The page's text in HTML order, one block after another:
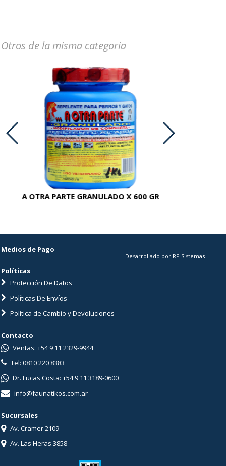
Otros de la misma categoria
A OTRA PARTE GRANULADO X 600 GR
Medios de Pago
Políticas
Protección De Datos
Políticas De Envíos
Política de Cambio y Devoluciones
Desarrollado por RP Sistemas
Contacto
Ventas: +54 9 11 2329-9944
Tel: 0810 220 8383
Dr. Lucas Costa: +54 9 11 3189-0600
info@faunatikos.com.ar
Sucursales
Av. Cramer 2109
Av. Las Heras 3858